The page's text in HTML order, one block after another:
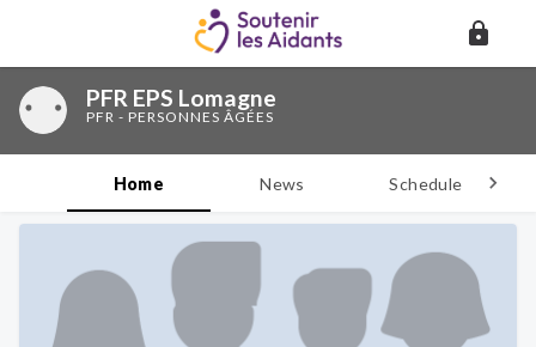
PFR EPS Lomagne
PFR - PERSONNES ÂGÉES
Home News Schedule